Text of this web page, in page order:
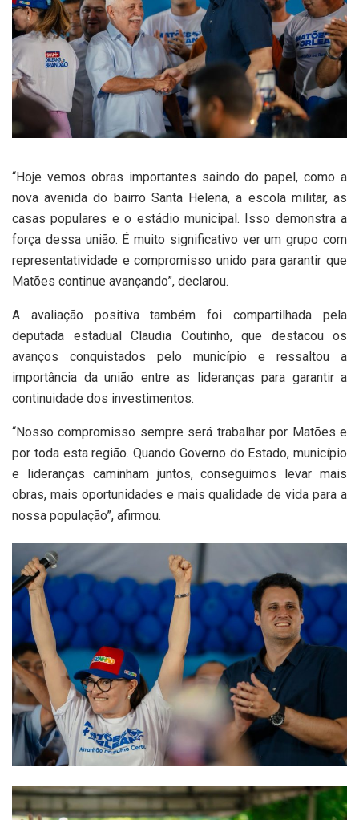
“Hoje vemos obras importantes saindo do papel, como a
nova avenida do bairro Santa Helena, a escola militar, as
casas populares e o estádio municipal. Isso demonstra a
força dessa união. É muito significativo ver um grupo com
representatividade e compromisso unido para garantir que
Matões continue avançando”, declarou.
A avaliação positiva também foi compartilhada pela
deputada estadual Claudia Coutinho, que destacou os
avanços conquistados pelo município e ressaltou a
importância da união entre as lideranças para garantir a
continuidade dos investimentos.
“Nosso compromisso sempre será trabalhar por Matões e
por toda esta região. Quando Governo do Estado, município
e lideranças caminham juntos, conseguimos levar mais
obras, mais oportunidades e mais qualidade de vida para a
nossa população”, afirmou.